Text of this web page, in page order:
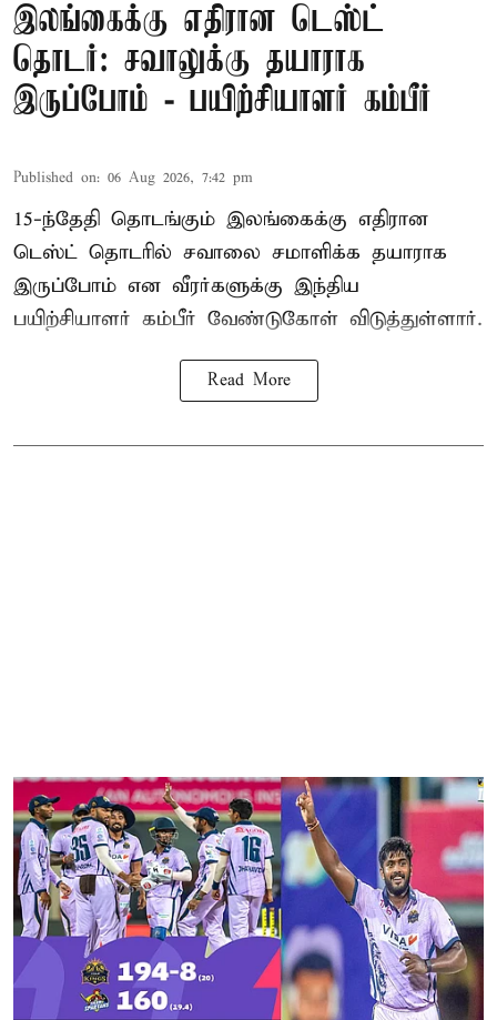
இலங்கைக்கு எதிரான டெஸ்ட்
தொடர்: சவாலுக்கு தயாராக
இருப்போம் - பயிற்சியாளர் கம்பீர்
Published on: 06 Aug 2026, 7:42 pm
15-ந்தேதி தொடங்கும் இலங்கைக்கு எதிரான
டெஸ்ட் தொடரில் சவாலை சமாளிக்க தயாராக
இருப்போம் என வீரர்களுக்கு இந்திய
பயிற்சியாளர் கம்பீர் வேண்டுகோள் விடுத்துள்ளார்.
Read More